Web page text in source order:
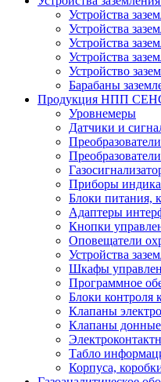
Устройства
Устройства
Устройства
Устройства
Устройство
Барабаны
Продукция НПП
Уровнемеры
Датчики и
Приборы
Блоки питания,
Адаптеры
Кнопки
Оповещатели
Устройства
Шкафы
Программное
Блоки
Клапаны
Клапаны донные
Табло
Корпуса,